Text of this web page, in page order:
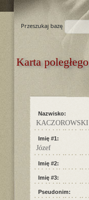
Przeszukaj bazę
Karta poległego
Nazwisko:
KACZOROWSKI
Imię #1:
Józef
Imię #2:
Imię #3:
Pseudonim: